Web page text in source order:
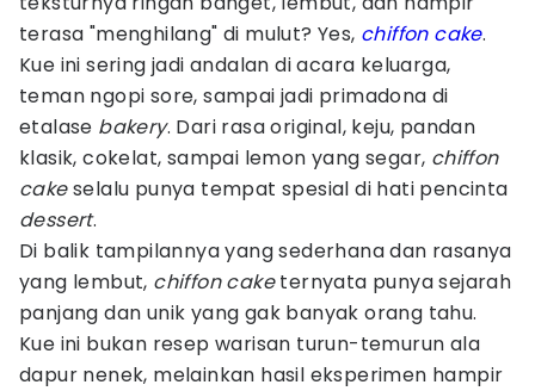
terasa "menghilang" di mulut? Yes, chiffon cake.
Kue ini sering jadi andalan di acara keluarga,
teman ngopi sore, sampai jadi primadona di
etalase bakery. Dari rasa original, keju, pandan
klasik, cokelat, sampai lemon yang segar, chiffon
cakeselalu punya tempat spesial di hati pencinta
dessert.
Di balik tampilannya yang sederhana dan rasanya
yang lembut, chiffon caketernyata punya sejarah
panjang dan unik yang gak banyak orang tahu.
Kue ini bukan resep warisan turun-temurun ala
dapur nenek, melainkan hasil eksperimen hampir